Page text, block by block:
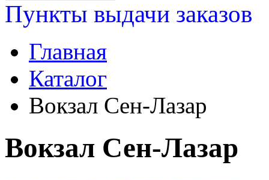
Пункты выдачи заказов
Главная
Каталог
Вокзал Сен-Лазар
Вокзал Сен-Лазар